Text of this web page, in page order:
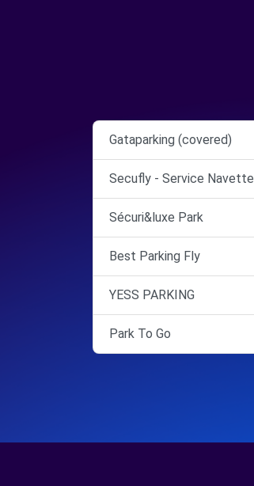
Gataparking (covered)
Secufly - Service Navette
Sécuri&luxe Park
Best Parking Fly
YESS PARKING
Park To Go